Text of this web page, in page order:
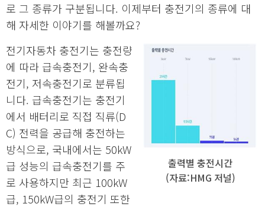
로 그 종류가 구분됩니다. 이제부터 충전기의 종류에 대
해 자세한 이야기를 해볼까요?
출력별 충전시간
(자료:HMG 저널)
전기자동차 충전기는 충전량
에 따라 급속충전기, 완속충
전기, 저속충전기로 분류됩
니다. 급속충전기는 충전기
에서 배터리로 직접 직류(D
C) 전력을 공급해 충전하는
방식으로, 국내에서는 50kW
급 성능의 급속충전기를 주
로 사용하지만 최근 100kW
급, 150kW급의 충전기 또한